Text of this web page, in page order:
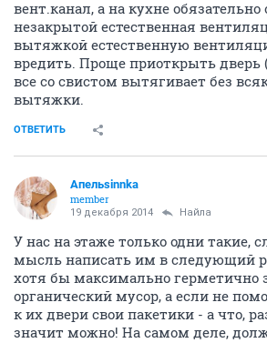
вент.канал, а на кухне обязательно
незакрытой естественная
вытяжкой естественную
вредить. Проще приоткрыть дверь
все со свистом вытягивает без
вытяжки.
ОТВЕТИТЬ
Апельsinnka
member
19 декабря 2014 Найла
У нас на этаже только одни такие,
мысль написать им в следующий
хотя бы максимально герметично
органический мусор, а если не
к их двери свои пакетики - а что,
значит можно! На самом деле,